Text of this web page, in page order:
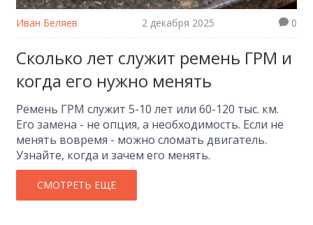
Иван Беляев 2 декабря 2025 0
Сколько лет служит ремень ГРМ и
когда его нужно менять
Ремень ГРМ служит 5-10 лет или 60-120 тыс. км.
Его замена - не опция, а необходимость. Если не
менять вовремя - можно сломать двигатель.
Узнайте, когда и зачем его менять.
СМОТРЕТЬ ЕЩЕ